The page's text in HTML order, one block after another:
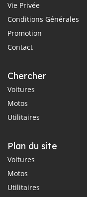
Vie Privée
Conditions Générales
Promotion
Contact
Chercher
Voitures
Motos
Utilitaires
Plan du site
Voitures
Motos
Utilitaires